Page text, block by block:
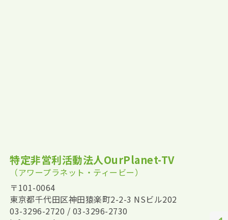
特定非営利活動法人OurPlanet-TV
（アワープラネット・ティービー）
〒101-0064
東京都千代田区神田猿楽町2-2-3 NSビル202
03-3296-2720 / 03-3296-2730